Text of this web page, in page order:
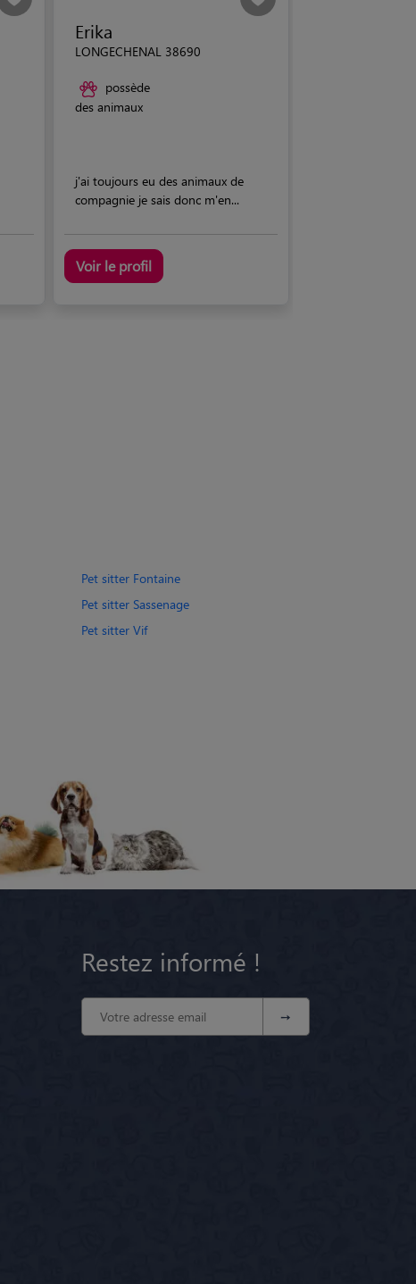
Erika
LONGECHENAL 38690
possède
des animaux
j'ai toujours eu des animaux de
compagnie je sais donc m'en...
Voir le profil
Pet sitter Fontaine
Pet sitter Sassenage
Pet sitter Vif
Restez informé !